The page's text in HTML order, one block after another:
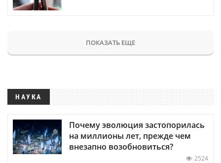
ПОКАЗАТЬ ЕЩЕ
НАУКА
Почему эволюция застопорилась
на миллионы лет, прежде чем
внезапно возобновиться?
2524